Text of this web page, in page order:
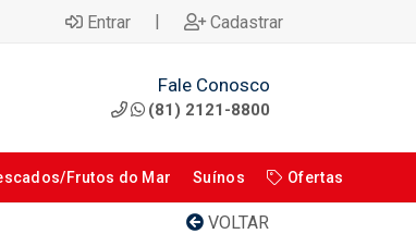
Entrar | Cadastrar
Fale Conosco
(81) 2121-8800
Frutos do Mar Suínos Ofertas
VOLTAR